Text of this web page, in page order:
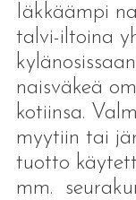
Iäkkäämpi
talvi-iltoina
naisväkeä
kotiinsa.
myytiin tai
tuotto
mm.